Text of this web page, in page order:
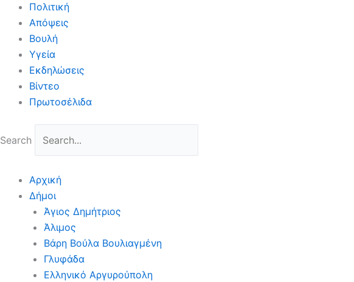
Πολιτική
Απόψεις
Βουλή
Υγεία
Εκδηλώσεις
Βίντεο
Πρωτοσέλιδα
Search
Αρχική
Δήμοι
Άγιος Δημήτριος
Άλιμος
Βάρη Βούλα Βουλιαγμένη
Γλυφάδα
Ελληνικό Αργυρούπολη